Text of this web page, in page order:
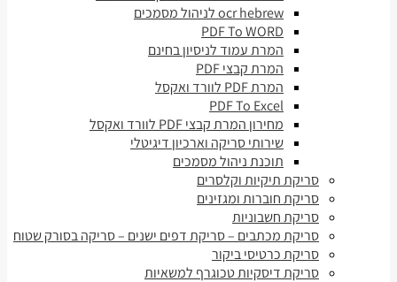
ocr hebrew לניהול מסמכים
PDF To WORD
המרת עמוד לניסיון בחינם
המרת קבצי PDF
המרת PDF לוורד ואקסל
PDF To Excel
מחירון המרת קבצי PDF לוורד ואקסל
שירותי סריקה וארכיון דיגיטלי
תוכנת ניהול מסמכים
סריקת תיקיות וקלסרים
סריקת חוברות ומגזינים
סריקת חשבוניות
סריקת מכתבים – סריקת דפים ישנים – סריקה בסורק שטוח
סריקת כרטיסי ביקור
סריקת דיסקיות טכוגרף למשאיות